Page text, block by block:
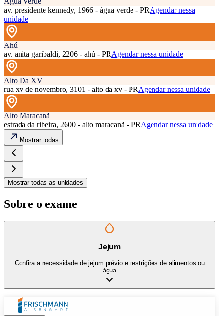
av. presidente kennedy, 1966 - água verde - PRAgendar nessa
unidade
Ahú
av. anita garibaldi, 2206 - ahú - PRAgendar nessa unidade
Alto Da XV
rua xv de novembro, 3101 - alto da xv - PRAgendar nessa unidade
Alto Maracanã
estrada da ribeira, 2600 - alto maracanã - PRAgendar nessa unidade
Mostrar todas
Mostrar todas as unidades
Sobre o exame
Jejum
Confira a necessidade de jejum prévio e restrições de alimentos ou
água